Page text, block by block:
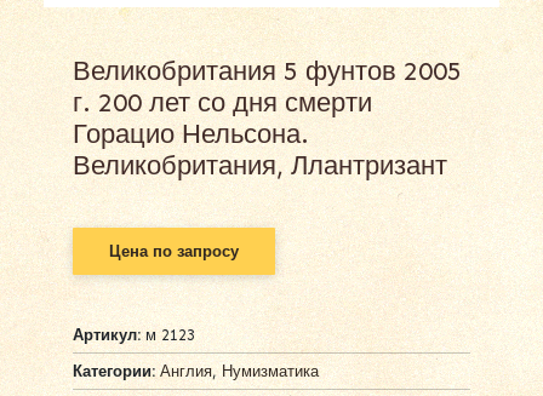
Великобритания 5 фунтов 2005
г. 200 лет со дня смерти
Горацио Нельсона.
Великобритания, Ллантризант
Цена по запросу
Артикул:м 2123
Категории: Англия,Нумизматика